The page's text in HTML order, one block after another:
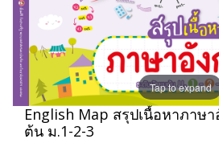
Tap to expand
English Map สรุปเนื้อหาภาษ
ต้น ม.1-2-3